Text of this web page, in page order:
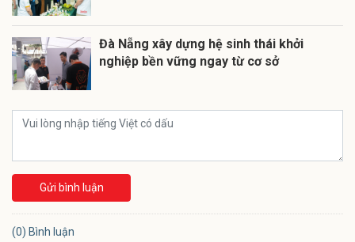
Đà Nẵng xây dựng hệ sinh thái khởi
nghiệp bền vững ngay từ cơ sở
Gửi bình luận
(0) Bình luận